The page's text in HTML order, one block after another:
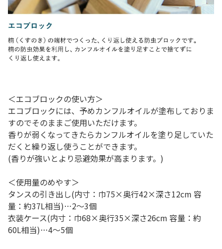
＜エコブロックの使い方＞
エコブロックには、予めカンフルオイルが塗布しておりま
すのでそのままご使用いただけます。
香りが弱くなってきたらカンフルオイルを塗り足していた
だくと繰り返し使うことができます。
(香りが強いとより忌避効果が高まります。)
＜使用量のめやす＞
タンスの引き出し(内寸：巾75×奥行42×深さ12cm 容
量：約37L相当)…2～3個
衣装ケース(内寸：巾68×奥行35×深さ26cm 容量：約
60L相当)…4～5個